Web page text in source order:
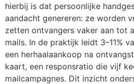
hierbij is dat persoonlijke
aandacht genereren: ze worden
zetten ontvangers vaker aan tot
mails. In de praktijk leidt 3–11%
een herhaalaankoop na
kaart, een responsratio die vijf
mailcampagnes. Dit inzicht